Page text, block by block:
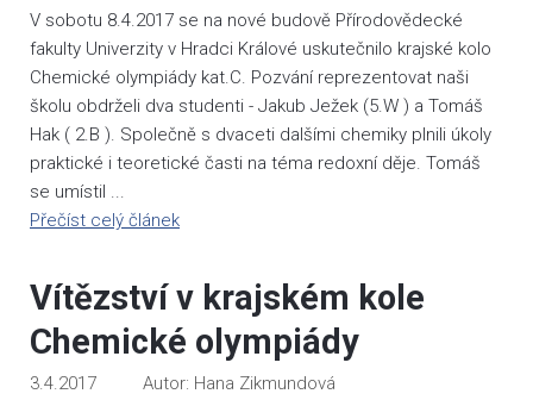
V sobotu 8.4.2017 se na nové budově Přírodovědecké
fakulty Univerzity v Hradci Králové uskutečnilo krajské kolo
Chemické olympiády kat.C. Pozvání reprezentovat naši
školu obdrželi dva studenti - Jakub Ježek (5.W ) a Tomáš
Hak ( 2.B ). Společně s dvaceti dalšími chemiky plnili úkoly
praktické i teoretické časti na téma redoxní děje. Tomáš
se umístil ...
Přečíst celý článek
Vítězství v krajském kole
Chemické olympiády
3.4.2017
Hana Zikmundová